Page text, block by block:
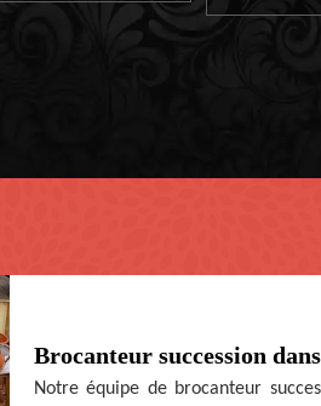
Brocanteur succession
Notre équipe de brocanteur